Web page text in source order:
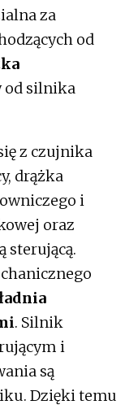
za
od
od silnika
z czujnika
drążka
i
oraz
sterującą.
. Silnik
i
są
Dzięki temu